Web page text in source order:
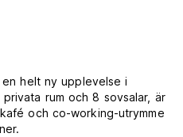
helt ny upplevelse i
rum och 8 sovsalar, är
och co-working-utrymme